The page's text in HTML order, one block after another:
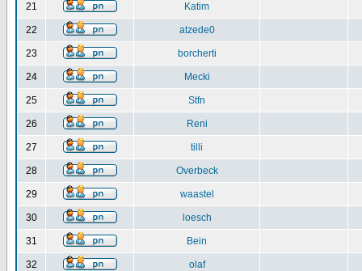
21 Katim
22 atzede0
23 borcherti
24 Mecki
25 Stfn
26 Reni
27 tilli
28 Overbeck
29 waastel
30 loesch
31 Bein
32 olaf